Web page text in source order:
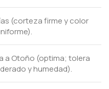
(corteza firme y color
a Otoño (optima; tolera
y humedad).